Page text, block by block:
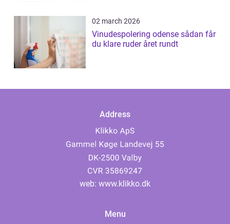
02 march 2026
Vinudespolering odense sådan får
du klare ruder året rundt
Address
web: www.klikko.dk
Menu